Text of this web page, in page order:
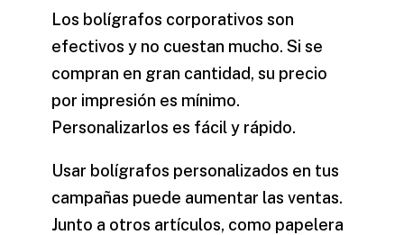
Los bolígrafos corporativos son
efectivos y no cuestan mucho. Si se
compran en gran cantidad, su precio
por impresión es mínimo.
Personalizarlos es fácil y rápido.
Usar bolígrafos personalizados en tus
campañas puede aumentar las ventas.
Junto a otros artículos, como papelera